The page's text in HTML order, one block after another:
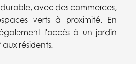
avec des commerces,
verts à proximité. En
l'accès à un jardin
résidents.